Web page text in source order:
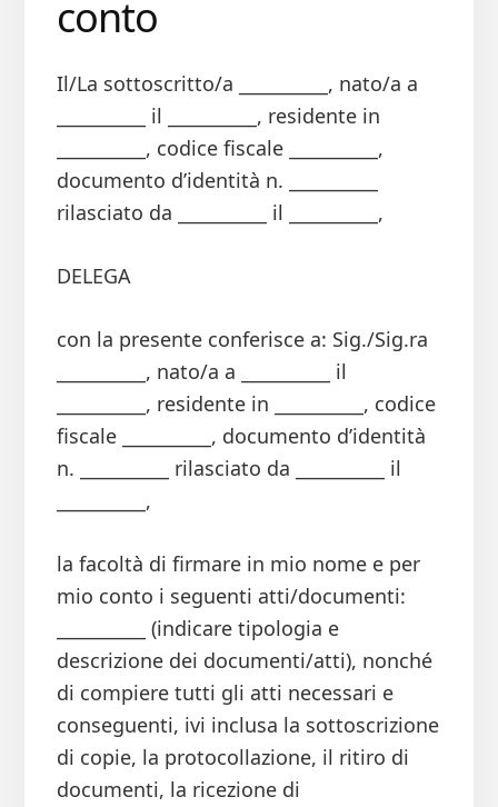
conto
Il/La sottoscritto/a __________, nato/a a
__________ il __________, residente in
__________, codice fiscale __________,
documento d’identità n. __________
rilasciato da __________ il __________,
DELEGA
con la presente conferisce a: Sig./Sig.ra
__________, nato/a a __________ il
__________, residente in __________, codice
fiscale __________, documento d’identità
n. __________ rilasciato da __________ il
__________,
la facoltà di firmare in mio nome e per
mio conto i seguenti atti/documenti:
__________ (indicare tipologia e
descrizione dei documenti/atti), nonché
di compiere tutti gli atti necessari e
conseguenti, ivi inclusa la sottoscrizione
di copie, la protocollazione, il ritiro di
documenti, la ricezione di